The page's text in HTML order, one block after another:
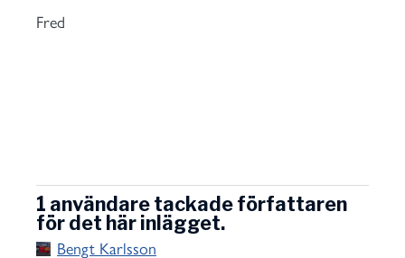
Fred
1 användare tackade författaren
för det här inlägget.
Bengt Karlsson